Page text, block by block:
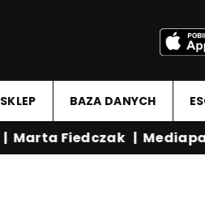
SKLEP BAZA DANYCH
Marta Fiedczak|